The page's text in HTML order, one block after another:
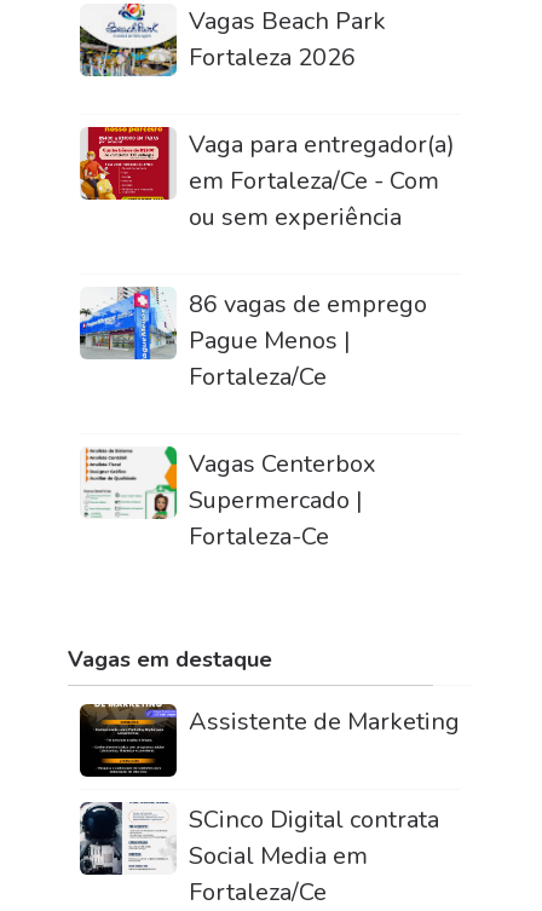
Vagas Beach Park
Fortaleza 2026
Vaga para entregador(a)
em Fortaleza/Ce - Com
ou sem experiência
86 vagas de emprego
Pague Menos |
Fortaleza/Ce
Vagas Centerbox
Supermercado |
Fortaleza-Ce
Vagas em destaque
Assistente de Marketing
SCinco Digital contrata
Social Media em
Fortaleza/Ce